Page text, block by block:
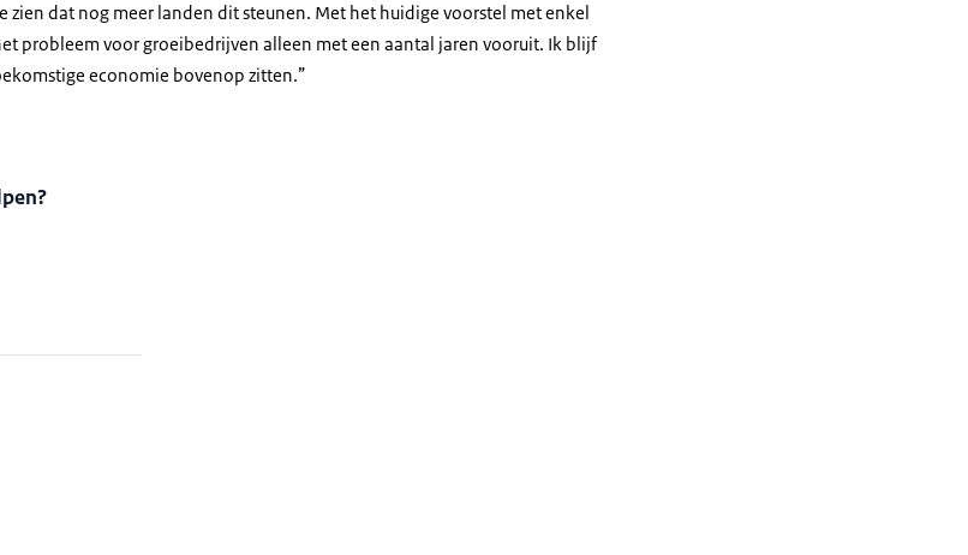
zien dat nog meer landen dit steunen. Met het huidige voorstel met enkel
probleem voor groeibedrijven alleen met een aantal jaren vooruit. Ik blijf
economie bovenop zitten.”